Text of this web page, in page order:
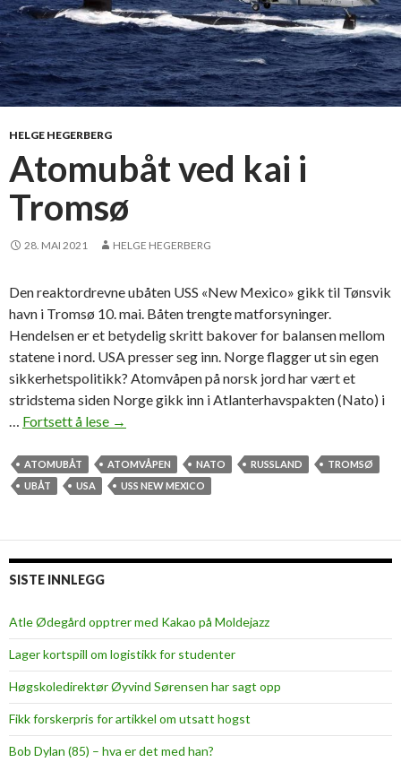
HELGE HEGERBERG
Atomubåt ved kai i
Tromsø
28. MAI 2021 HELGE HEGERBERG
Den reaktordrevne ubåten USS «New Mexico» gikk til Tønsvik
havn i Tromsø 10. mai. Båten trengte matforsyninger.
Hendelsen er et betydelig skritt bakover for balansen mellom
statene i nord. USA presser seg inn. Norge flagger ut sin egen
sikkerhetspolitikk? Atomvåpen på norsk jord har vært et
stridstema siden Norge gikk inn i Atlanterhavspakten (Nato) i
… Fortsett å lese A
o
m
e
d
k
a
i
i
→
ATOMUBÅT ATOMVÅPEN NATO RUSSLAND
TROMSØ
UBÅT
USA USS NEW MEXICO
SISTE INNLEGG
Atle Ødegård opptrer med Kakao på Moldejazz
Lager kortspill om logistikk for studenter
Høgskoledirektør Øyvind Sørensen har sagt opp
Fikk forskerpris for artikkel om utsatt hogst
Bob Dylan (85) – hva er det med han?